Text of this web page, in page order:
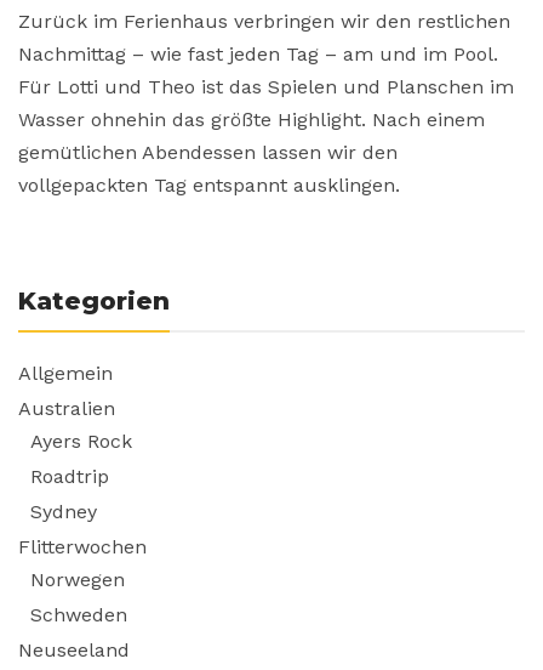
Zurück im Ferienhaus verbringen wir den restlichen
Nachmittag – wie fast jeden Tag – am und im Pool.
Für Lotti und Theo ist das Spielen und Planschen im
Wasser ohnehin das größte Highlight. Nach einem
gemütlichen Abendessen lassen wir den
vollgepackten Tag entspannt ausklingen.
Kategorien
Allgemein
Australien
Ayers Rock
Roadtrip
Sydney
Flitterwochen
Norwegen
Schweden
Neuseeland